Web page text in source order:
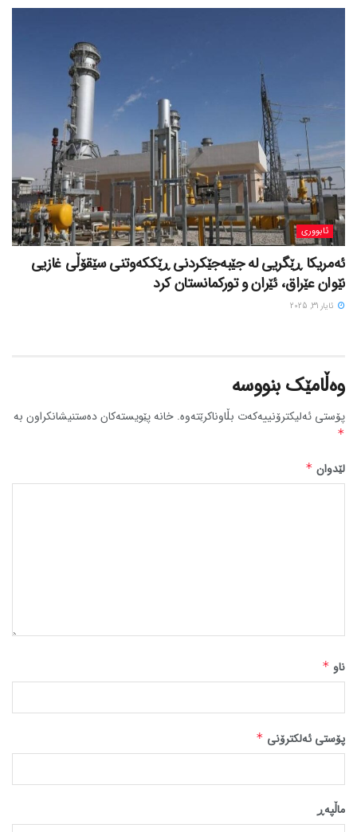
ئابووری
ئەمریکا ڕێگریی لە جێبەجێکردنی ڕێککەوتنی سێقۆڵی غازیی
نێوان عێراق، ئێران و تورکمانستان کرد
ئایار 31, 2025
وەڵامێک بنووسە
پۆستی ئەلیکترۆنییەکەت بڵاوناکرێتەوە. خانە پێویستەکان دەستنیشانکراون بە
*
لێدوان *
ناو *
پۆستی ئەلکترۆنی *
ماڵپه‌ڕ